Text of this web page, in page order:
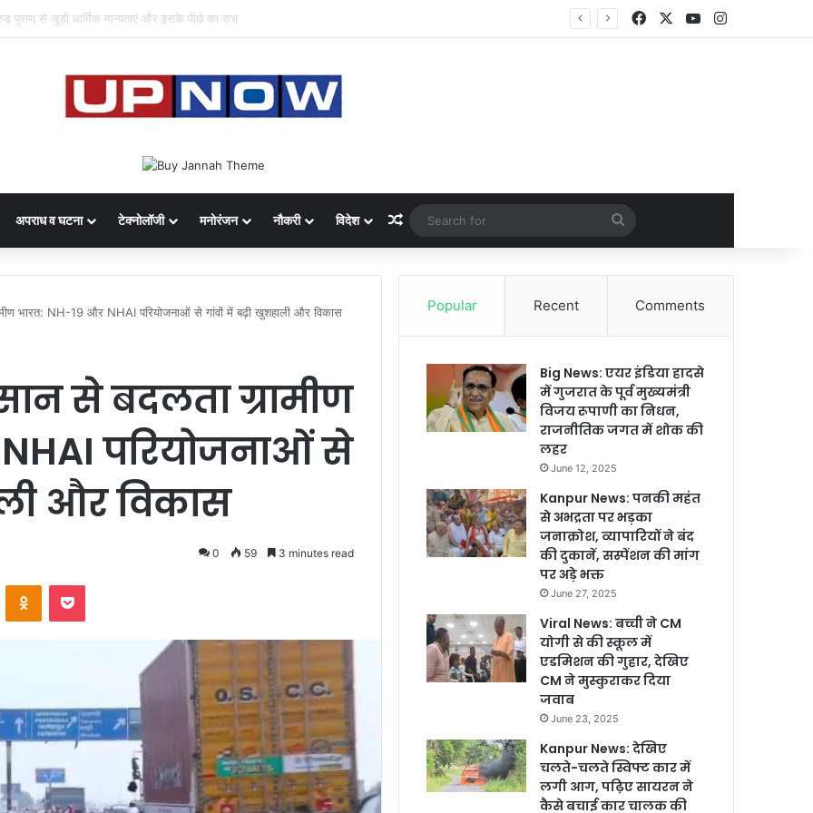
साइबर घोटाला: 40 युवतियों समेत 119 गिरफ्तार FacebookYouTubeInstagram
अपराध व घटना टेक्नोलॉजी मनोरंजन नौकरी विदेश Random Article
for
भारत: NH-19 और NHAI परियोजनाओं से गांवों में बढ़ी खुशहाली और विकास
से बदलता ग्रामीण
परियोजनाओं से
और विकास
0 59 3 minutes read
Odnoklassniki
Pocket
Popular Recent Comments
Big News: एयर इंडिया हादसे
में गुजरात के पूर्व मुख्यमंत्री
विजय रूपाणी का निधन,
राजनीतिक जगत में शोक की
लहर
June 12, 2025
Kanpur News: पनकी महंत
से अभद्रता पर भड़का
जनाक्रोश, व्यापारियों ने बंद
की दुकानें, सस्पेंशन की मांग
पर अड़े भक्त
June 27, 2025
Viral News: बच्ची ने CM
योगी से की स्कूल में
एडमिशन की गुहार, देखिए
CM ने मुस्कुराकर दिया
जवाब
June 23, 2025
Kanpur News: देखिए
चलते-चलते स्विफ्ट कार में
लगी आग, पढ़िए सायरन ने
कैसे बचाई कार चालक की